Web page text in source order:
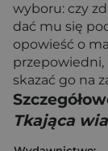
wyboru: czy
dać mu się
opowieść o
przepowiedni,
skazać go na
Tkająca